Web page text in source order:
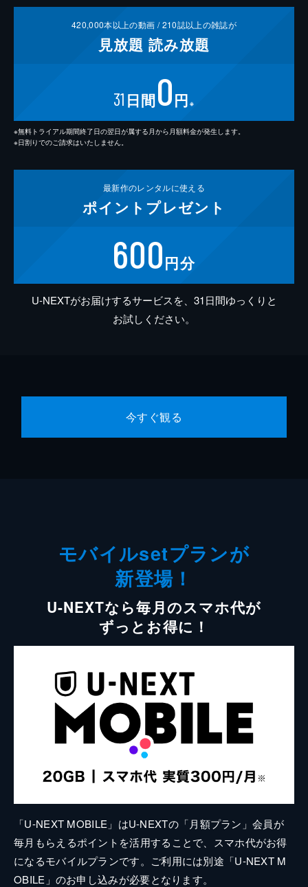
420,000本以上の動画 /210誌以上の雑誌が
見放題 読み放題
31 日間0円 ※
※無料トライアル期間終了日の翌日が属する月から月額料金が発生します。
※日割りでのご請求はいたしません。
最新作のレンタルに使える
ポイント プレゼント
600円分
U-NEXTがお届けするサービスを、31日間ゆっくりと
お試しください。
今すぐ観る
モバイルsetプランが
新登場！
U-NEXTなら毎月のスマホ代が
ずっとお得に！
「U-NEXT MOBILE」はU-NEXTの「月額プラン」会員が
毎月もらえるポイントを活用することで、スマホ代がお得
になるモバイルプランです。ご利用には別途「U-NEXT M
OBILE」のお申し込みが必要となります。